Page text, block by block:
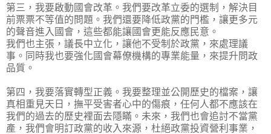
第三，我要啟動國會改革。我們要改革立委的選制，解決目
前票票不等值的問題。我們還要降低政黨的門檻，讓更多元
的聲音進入國會，這些都能讓國會更能反應民意。
我們也主張，議長中立化，讓他不受制於政黨，來處理議
事。同時我也要強化國會幕僚機構的專業能量，來提升問政
品質。
第四，我要落實轉型正義。我要整理並公開歷史的檔案，讓
真相重見天日，撫平受害者心中的傷痕，任何人都不應該在
我們的過去的歷史裡面去隱瞞。未來，我們也會追討不當黨
產，我們會明訂政黨的收入來源，杜絕政黨投資營利事業，